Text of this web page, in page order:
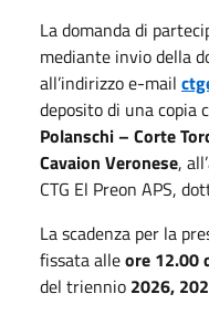
La domanda di
mediante invio della
all’indirizzo e-mail
deposito di una copia
Polanschi – Corte
Cavaion Veronese,
CTG El Preon APS,
La scadenza per la
fissata alleore 12.00
del triennio 2026,